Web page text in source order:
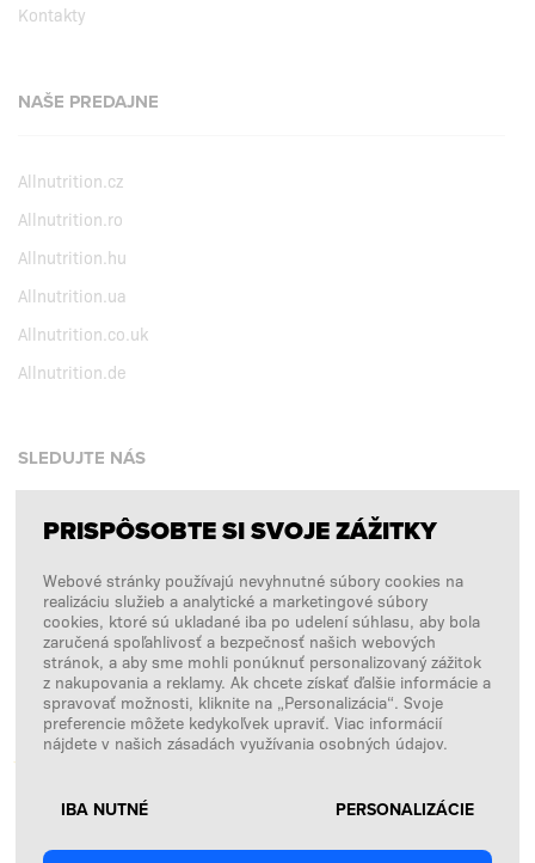
Kontakty
NAŠE PREDAJNE
Allnutrition.cz
Allnutrition.ro
Allnutrition.hu
Allnutrition.ua
Allnutrition.co.uk
Allnutrition.de
SLEDUJTE NÁS
Facebook
Instagram
Copyright © 2026 SFD S. A.
PLATBY SPRACÚVA
PRISPÔSOBTE SI SVOJE ZÁŽITKY
Webové stránky používajú nevyhnutné súbory cookies na
realizáciu služieb a analytické a marketingové súbory
cookies, ktoré sú ukladané iba po udelení súhlasu, aby bola
zaručená spoľahlivosť a bezpečnosť našich webových
stránok, a aby sme mohli ponúknuť personalizovaný zážitok
z nakupovania a reklamy. Ak chcete získať ďalšie informácie a
spravovať možnosti, kliknite na „Personalizácia“. Svoje
preferencie môžete kedykoľvek upraviť. Viac informácií
nájdete v našich zásadách využívania osobných údajov.
IBA NUTNÉ PERSONALIZÁCIE